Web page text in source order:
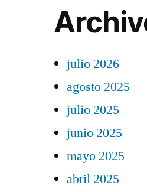
julio 2026
agosto 2025
julio 2025
junio 2025
mayo 2025
abril 2025